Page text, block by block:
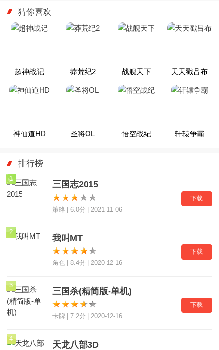
猜你喜欢
超神战记 莽荒纪2 战舰天下 天天戳吕布
神仙道HD 圣将OL 悟空战纪 轩辕争霸
排行榜
1
三国志2015
策略 | 6.0分 | 2021-11-06
下载
2
我叫MT
角色 | 8.4分 | 2020-12-16
下载
3
三国杀(精简版-单机)
卡牌 | 7.2分 | 2020-12-16
下载
4
天龙八部3D